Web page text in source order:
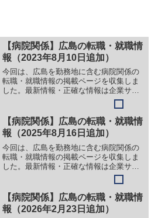
【病院関係】広島の転職・就職情
報（2023年8月10日追加）
今回は、広島を勤務地に含む病院関係の
転職・就職情報の掲載ページを収集しま
した。最新情報・正確な情報は企業サイ
トでご確認ください。①【会社名】広島
医療生活協同組合 広島共立病院【職務】
［新卒］＞＞（１）看護師＞＞（２）薬
剤師＞＞（３）理学療法...
【病院関係】広島の転職・就職情
報（2025年8月16日追加）
今回は、広島を勤務地に含む病院関係の
転職・就職情報の掲載ページを収集しま
した。最新情報・正確な情報は企業サイ
トでご確認ください。①【会社名】 医療
法人社団 仁風会 青木病院【職務】
［正社員］＞＞（１）看護師＞＞（２）
介護職員＞＞（３）薬剤師...
【病院関係】広島の転職・就職情
報（2026年2月23日追加）